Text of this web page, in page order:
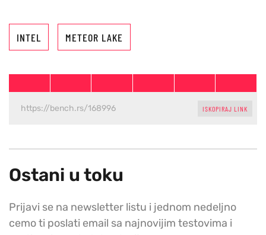
INTEL METEOR LAKE
ISKOPIRAJ LINK
Ostani u toku
Prijavi se na newsletter listu i jednom nedeljno
cemo ti poslati email sa najnovijim testovima i